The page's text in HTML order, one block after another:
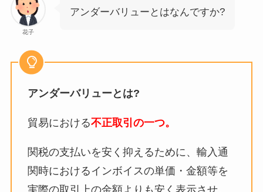
花子
アンダーバリューとはなんですか?
アンダーバリューとは?
貿易における不正取引の一つ。
関税の支払いを安く抑えるために、輸入通
関時におけるインボイスの単価・金額等を
実際の取引上の金額よりも安く表示させ、